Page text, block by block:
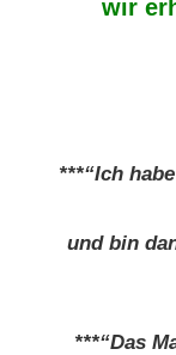
wir
***“Ich
und bin
***“Das